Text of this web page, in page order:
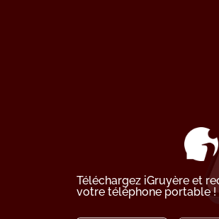
Téléchargez iGruyère et
votre téléphone portable !